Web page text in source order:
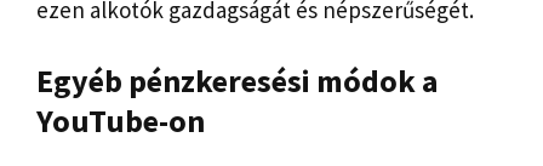
ezen alkotók gazdagságát és népszerűségét.
Egyéb pénzkeresési módok a
YouTube-on